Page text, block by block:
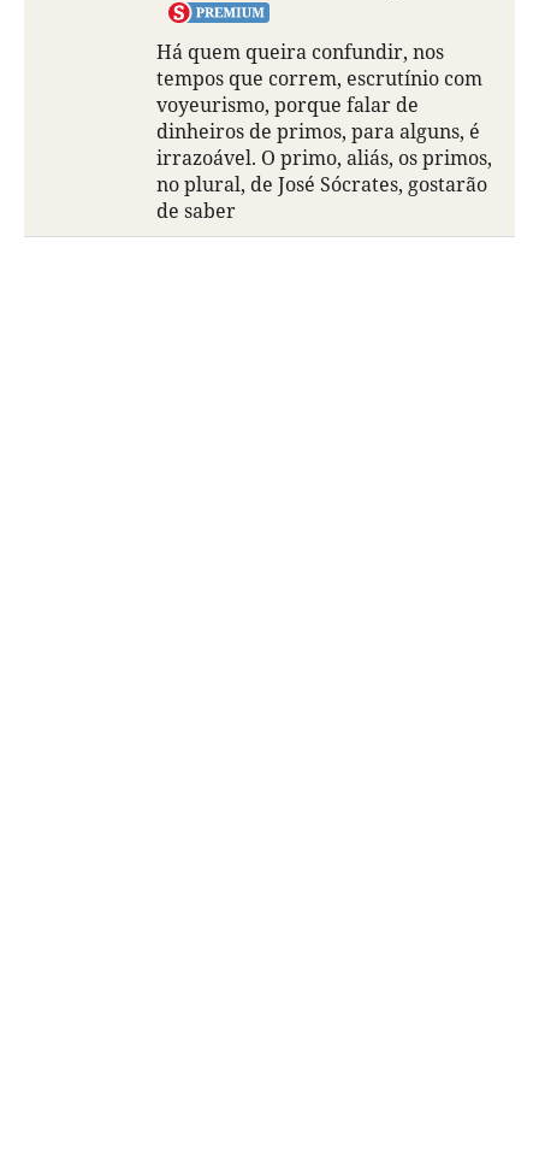
Há quem queira confundir, nos
tempos que correm, escrutínio com
voyeurismo, porque falar de
dinheiros de primos, para alguns, é
irrazoável. O primo, aliás, os primos,
no plural, de José Sócrates, gostarão
de saber